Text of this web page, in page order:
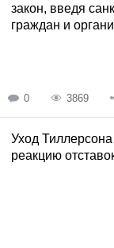
закон, введя
граждан и
0 3869
Уход
реакцию